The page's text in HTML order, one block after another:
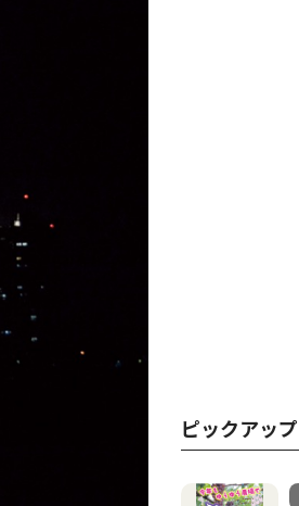
ピックアップ